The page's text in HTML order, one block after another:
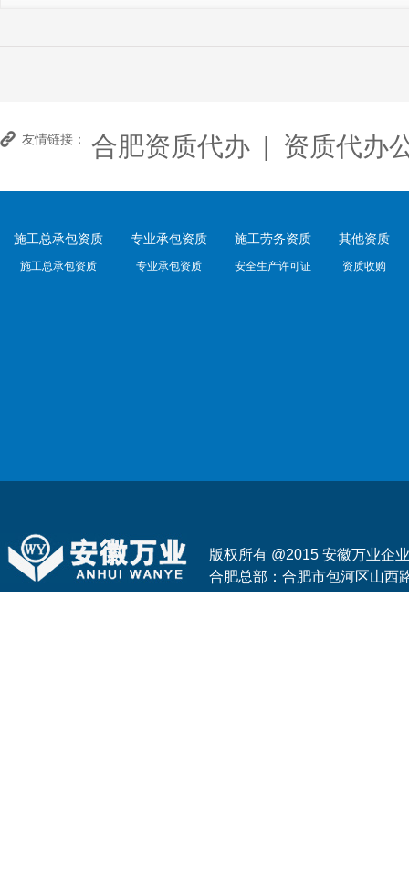
友情链接： 合肥资质代办 | 资质代办
施工总承包资质
施工总承包资质
专业承包资质
专业承包资质
施工劳务资质
安全生产许可证
其他资质
资质收购
版权所有 @2015 安徽万业企
合肥总部：合肥市包河区山西